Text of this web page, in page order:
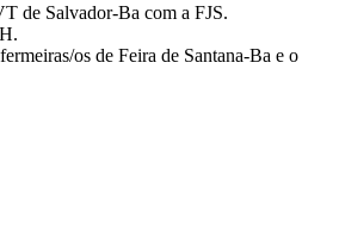
de Salvador-Ba com a FJS.
os de Feira de Santana-Ba e o